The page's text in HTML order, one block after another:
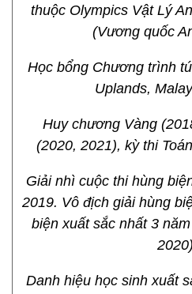
thuộc Olympics Vật Lý
(Vương quốc
Học bổng Chương trình
Uplands,
Huy chương Vàng
(2020, 2021), kỳ thi
Giải nhì cuộc thi hùng
2019. Vô địch giải hùng
biện xuất sắc nhất 3
Danh hiệu học sinh xuất